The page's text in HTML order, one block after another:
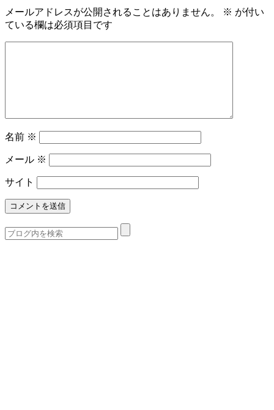
メールアドレスが公開されることはありません。 ※ が付い
ている欄は必須項目です
名前 ※
メール ※
サイト